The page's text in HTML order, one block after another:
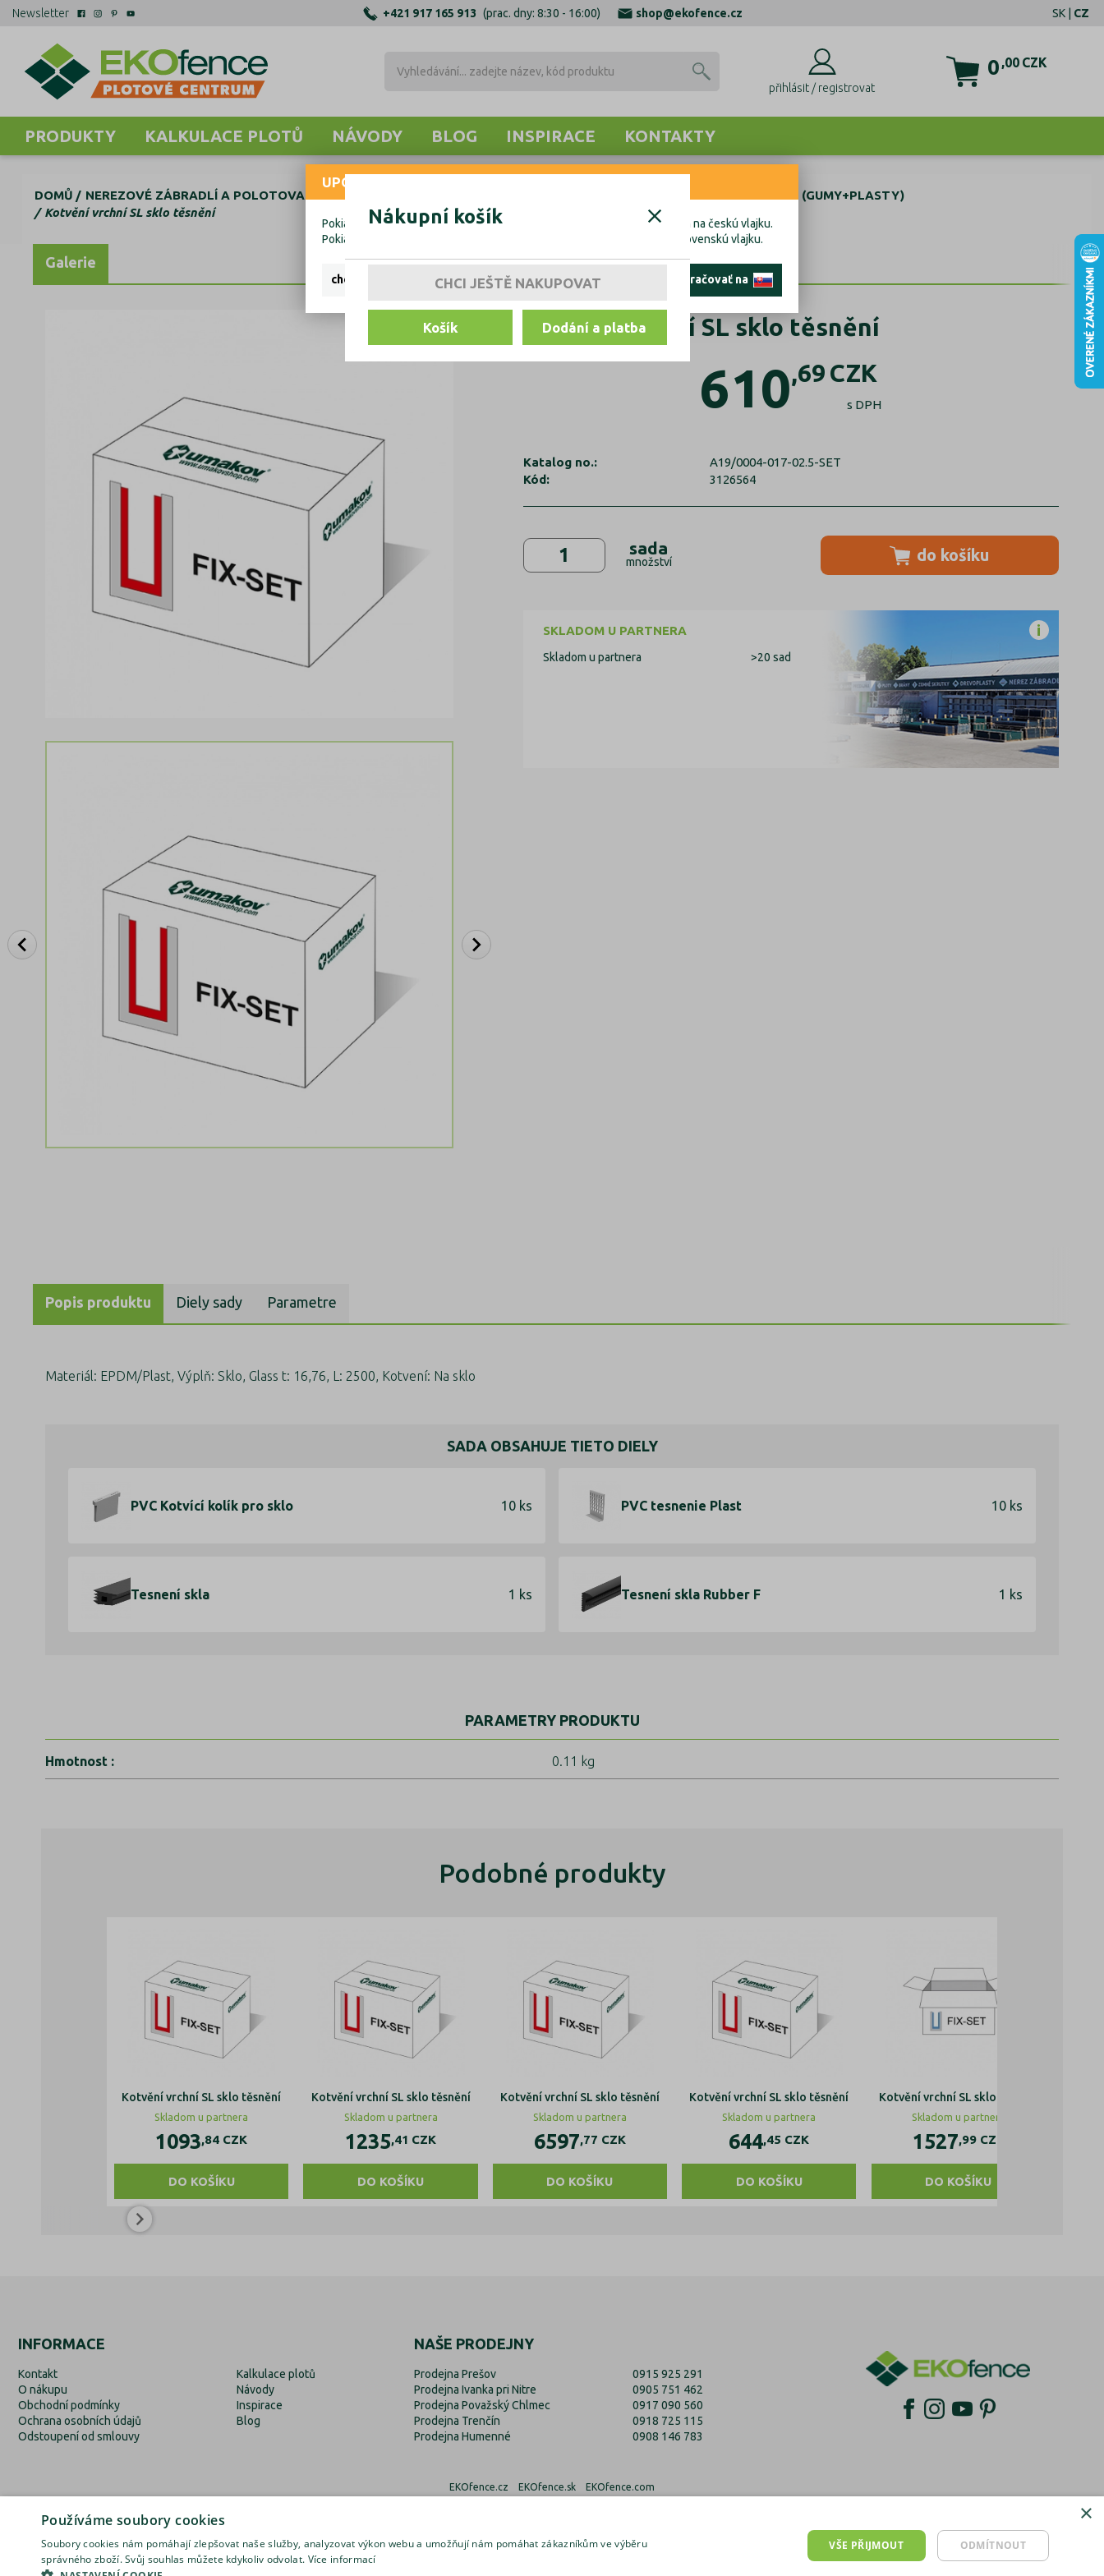
Newsletter +421 917 165 913 (prac. dny: 8:30 - 16:00) shop@ekofence.cz SK | CZ
přihlásit / registrovat
0 ,00 CZK
PRODUKTY KALKULACE PLOTŮ NÁVODY BLOG INSPIRACE KONTAKTY
Nákupní košík
CHCI JEŠTĚ NAKUPOVAT
Košík Dodání a platba
DOMŮ NEREZOVÉ ZÁBRADLÍ A POLOTOVARY
KOTVENÍ SKLA SETY (GUMY+PLASTY)
Kotvění vrchní SL sklo těsnění
Galerie
Kotvění vrchní SL sklo těsnění
610,69 CZK
s DPH
Katalog no.:
A19/0004-017-02.5-SET
Kód:
3126564
sada
množství do košíku
SKLADOM U PARTNERA
Skladom u partnera >20 sad
Popis produktu Diely sady Parametre
Materiál: EPDM/Plast, Výplň: Sklo, Glass t: 16,76, L: 2500, Kotvení: Na sklo
SADA OBSAHUJE TIETO DIELY
PVC Kotvící kolík pro sklo 10 ks PVC tesnenie Plast 10 ks
Tesnení skla 1 ks Tesnení skla Rubber F 1 ks
PARAMETRY PRODUKTU
Hmotnost : 0.11 kg
Podobné produkty
Kotvění vrchní SL sklo těsnění
Skladom u partnera
1093,84 CZK
DO KOŠÍKU
Kotvění vrchní SL sklo těsnění
Skladom u partnera
1235,41 CZK
DO KOŠÍKU
Kotvění vrchní SL sklo těsnění
Skladom u partnera
6597,77 CZK
DO KOŠÍKU
Kotvění vrchní SL sklo těsnění
Skladom u partnera
644,45 CZK
DO KOŠÍKU
Kotvění vrchní SL sklo těsnění
Skladom u partnera
1527,99 CZK
DO KOŠÍKU
INFORMACE
Kontakt
O nákupu
Obchodní podmínky
Ochrana osobních údajů
Odstoupení od smlouvy
Kalkulace plotů
Návody
Inspirace
Blog
NAŠE PRODEJNY
Prodejna Prešov
Prodejna Ivanka pri Nitre
Prodejna Považský Chlmec
Prodejna Trenčín
Prodejna Humenné
0915 925 291
0905 751 462
0917 090 560
0918 725 115
0908 146 783
EKOfence.cz EKOfence.sk EKOfence.com
UPOZORNENIE
Pokiaľ chcete uskutočniť objednávku do Českej republiky, kliknite prosím na českú vlajku.
Pokiaľ chcete uskutočniť objednávku na Slovensko, kliknite prosím na slovenskú vlajku.
chcem ostať tu pokračovať na
×
Používáme soubory cookies
Soubory cookies nám pomáhají zlepšovat naše služby, analyzovat výkon webu a umožňují nám pomáhat zákazníkům ve výběru
správného zboží. Svůj souhlas můžete kdykoliv odvolat. Více informací
VŠE PŘIJMOUT ODMÍTNOUT